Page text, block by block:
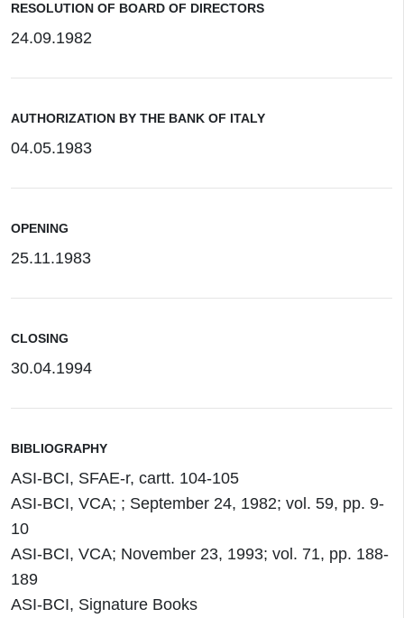
RESOLUTION OF BOARD OF DIRECTORS
24.09.1982
AUTHORIZATION BY THE BANK OF ITALY
04.05.1983
OPENING
25.11.1983
CLOSING
30.04.1994
BIBLIOGRAPHY
ASI-BCI, SFAE-r, cartt. 104-105
ASI-BCI, VCA; ; September 24, 1982; vol. 59, pp. 9-
10
ASI-BCI, VCA; November 23, 1993; vol. 71, pp. 188-
189
ASI-BCI, Signature Books